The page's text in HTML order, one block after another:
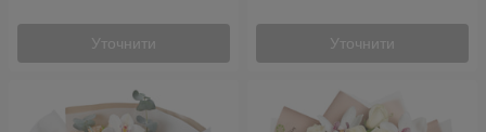
Уточнити Уточнити